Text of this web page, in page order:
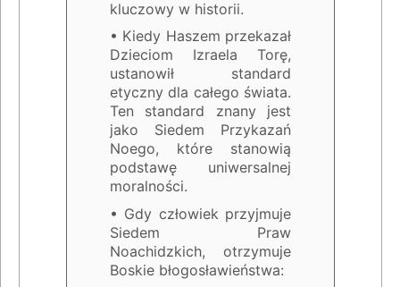
kluczowy w historii.
• Kiedy Haszem przekazał
Dzieciom Izraela Torę,
ustanowił standard
etyczny dla całego świata.
Ten standard znany jest
jako Siedem Przykazań
Noego, które stanowią
podstawę uniwersalnej
moralności.
• Gdy człowiek przyjmuje
Siedem Praw
Noachidzkich, otrzymuje
Boskie błogosławieństwa: